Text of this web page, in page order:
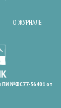
О ЖУРНАЛЕ
ПИ №ФС77-36401 от